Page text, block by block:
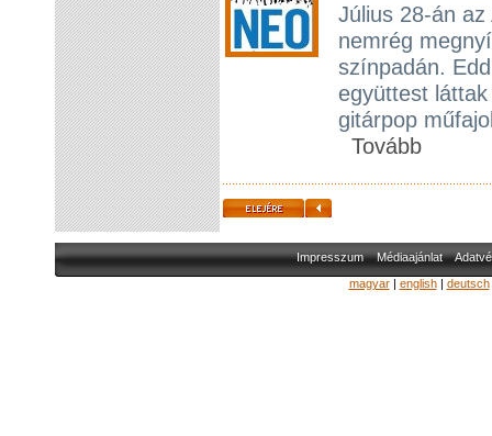
Július 28-án
nemrég
színpadán.
együttest
gitárpop
Tovább
Impresszum Médiaajánlat
magyar| english| deutsch